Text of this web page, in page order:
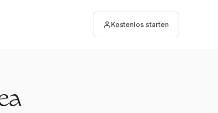
Kostenlos starten